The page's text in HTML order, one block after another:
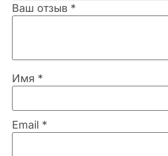
Ваш отзыв *
Имя *
Email *